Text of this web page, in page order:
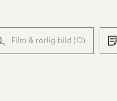
Film & rörlig bild (0)